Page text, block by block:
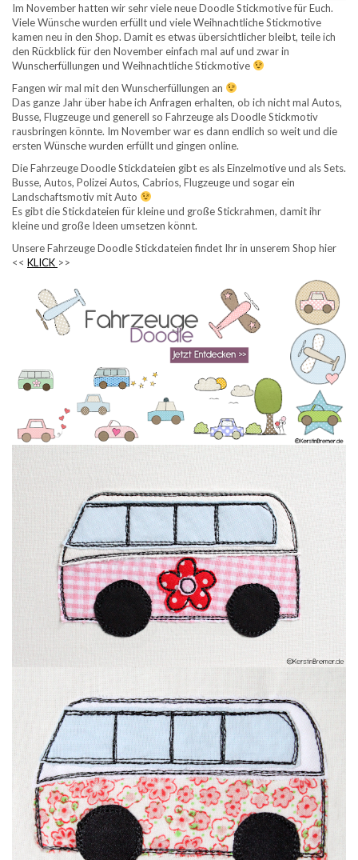
Im November hatten wir sehr viele neue Doodle Stickmotive für Euch.
Viele Wünsche wurden erfüllt und viele Weihnachtliche Stickmotive
kamen neu in den Shop. Damit es etwas übersichtlicher bleibt, teile ich
den Rückblick für den November einfach mal auf und zwar in
Wunscherfüllungen und Weihnachtliche Stickmotive
Fangen wir mal mit den Wunscherfüllungen an
Das ganze Jahr über habe ich Anfragen erhalten, ob ich nicht mal Autos,
Busse, Flugzeuge und generell so Fahrzeuge als Doodle Stickmotiv
rausbringen könnte. Im November war es dann endlich so weit und die
ersten Wünsche wurden erfüllt und gingen online.
Die Fahrzeuge Doodle Stickdateien gibt es als Einzelmotive und als Sets.
Busse, Autos, Polizei Autos, Cabrios, Flugzeuge und sogar ein
Landschaftsmotiv mit Auto
Es gibt die Stickdateien für kleine und große Stickrahmen, damit ihr
kleine und große Ideen umsetzen könnt.
Unsere Fahrzeuge Doodle Stickdateien findet Ihr in unserem Shop hier
<< KLICK >>